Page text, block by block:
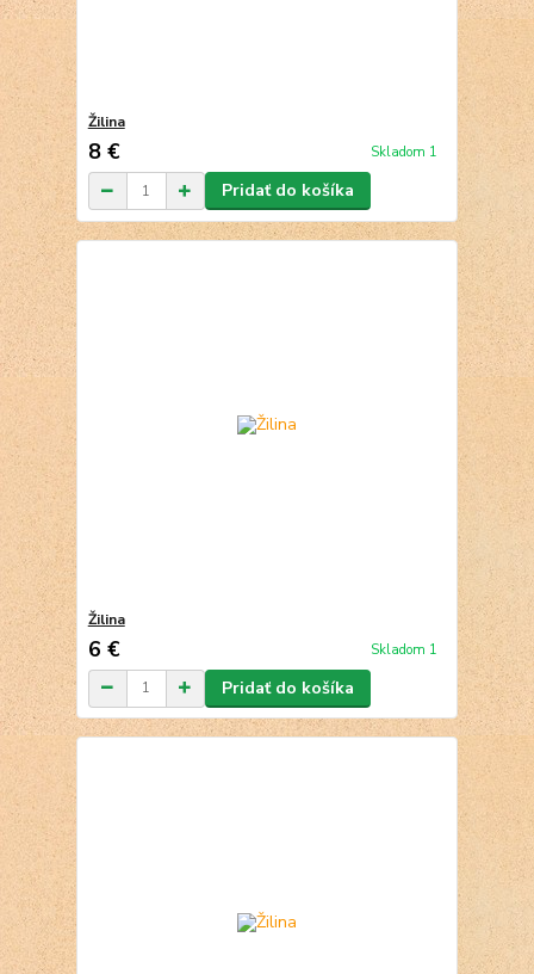
Žilina
8 € Skladom 1
Pridať do košíka
Žilina
6 € Skladom 1
Pridať do košíka